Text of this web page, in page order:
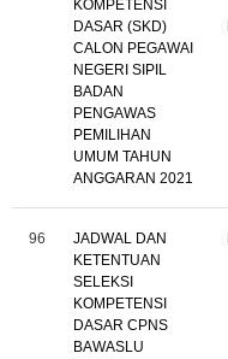
KOMPETENSI
DASAR (SKD)
CALON PEGAWAI
NEGERI SIPIL
BADAN
PENGAWAS
PEMILIHAN
UMUM TAHUN
ANGGARAN 2021
96
JADWAL DAN
KETENTUAN
SELEKSI
KOMPETENSI
DASAR CPNS
BAWASLU